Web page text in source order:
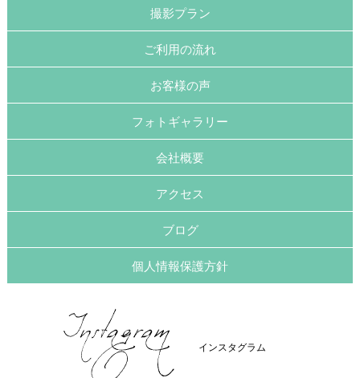
撮影プラン
ご利用の流れ
お客様の声
フォトギャラリー
会社概要
アクセス
ブログ
個人情報保護方針
インスタグラム